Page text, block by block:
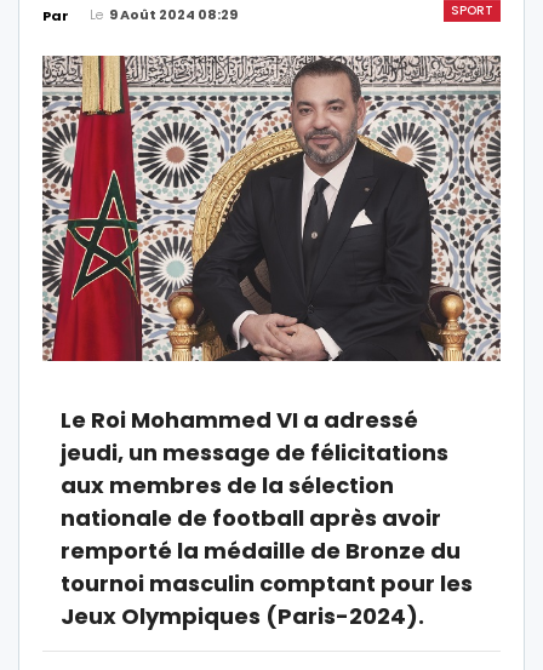
SPORT
Par Le 9 Août 2024 08:29
Le Roi Mohammed VI a adressé
jeudi, un message de félicitations
aux membres de la sélection
nationale de football après avoir
remporté la médaille de Bronze du
tournoi masculin comptant pour les
Jeux Olympiques (Paris-2024).